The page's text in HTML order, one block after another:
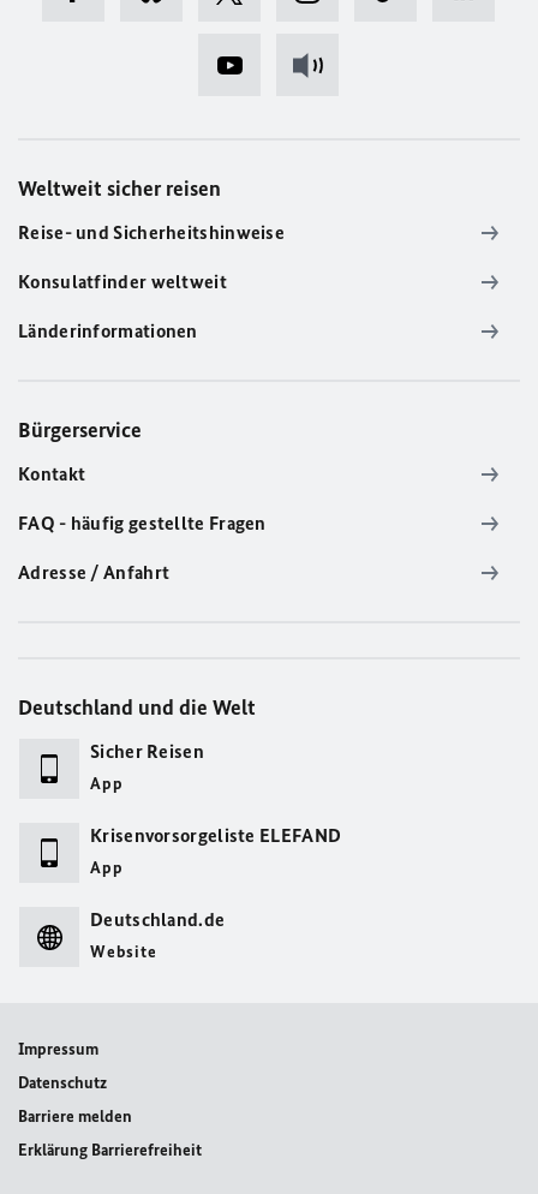
Weltweit sicher reisen
Reise- und Sicherheitshinweise
Konsulatfinder weltweit
Länderinformationen
Bürgerservice
Kontakt
FAQ - häufig gestellte Fragen
Adresse / Anfahrt
Deutschland und die Welt
Sicher Reisen
App
Krisenvorsorgeliste ELEFAND
App
Deutschland.de
Website
Impressum
Datenschutz
Barriere melden
Erklärung Barrierefreiheit